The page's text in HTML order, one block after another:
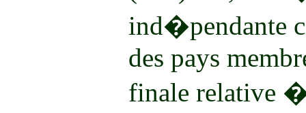
ind�pendante
des pays
finale relative